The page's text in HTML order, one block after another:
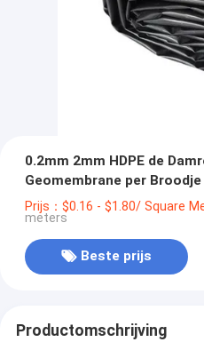
0.2mm 2mm HDPE de
Geomembrane per
Prijs：$0.16 - $1.80/ Square
meters
Beste prijs
Productomschrijving